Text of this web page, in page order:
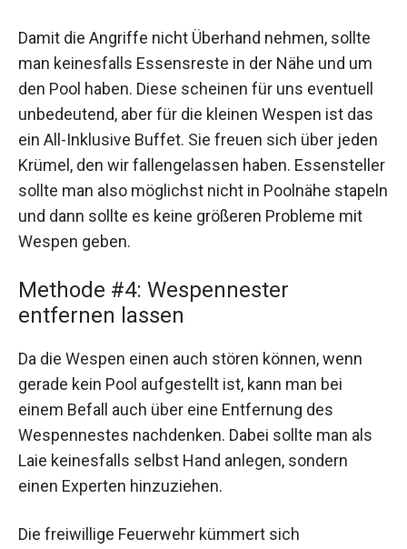
Damit die Angriffe nicht Überhand nehmen, sollte
man keinesfalls Essensreste in der Nähe und um
den Pool haben. Diese scheinen für uns eventuell
unbedeutend, aber für die kleinen Wespen ist das
ein All-Inklusive Buffet. Sie freuen sich über jeden
Krümel, den wir fallengelassen haben. Essensteller
sollte man also möglichst nicht in Poolnähe stapeln
und dann sollte es keine größeren Probleme mit
Wespen geben.
Methode #4: Wespennester
entfernen lassen
Da die Wespen einen auch stören können, wenn
gerade kein Pool aufgestellt ist, kann man bei
einem Befall auch über eine Entfernung des
Wespennestes nachdenken. Dabei sollte man als
Laie keinesfalls selbst Hand anlegen, sondern
einen Experten hinzuziehen.
Die freiwillige Feuerwehr kümmert sich